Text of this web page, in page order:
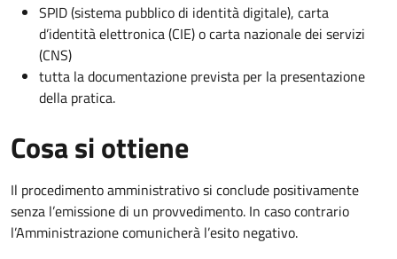
SPID (sistema pubblico di identità digitale), carta
d’identità elettronica (CIE) o carta nazionale dei servizi
(CNS)
tutta la documentazione prevista per la presentazione
della pratica.
Cosa si ottiene
Il procedimento amministrativo si conclude positivamente
senza l’emissione di un provvedimento. In caso contrario
l’Amministrazione comunicherà l’esito negativo.